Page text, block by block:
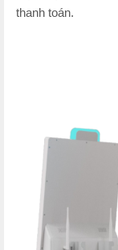
thanh toán.